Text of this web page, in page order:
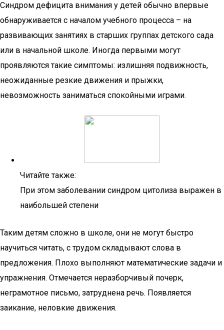
Синдром дефицита внимания у детей обычно впервые
обнаруживается с началом учебного процесса – на
развивающих занятиях в старших группах детского сада
или в начальной школе. Иногда первыми могут
проявляются такие симптомы: излишняя подвижность,
неожиданные резкие движения и прыжки,
невозможность заниматься спокойными играми.
Читайте также:
При этом заболевании синдром цитолиза выражен в
наибольшей степени
Таким детям сложно в школе, они не могут быстро
научиться читать, с трудом складывают слова в
предложения. Плохо выполняют математические задачи и
упражнения. Отмечается неразборчивый почерк,
неграмотное письмо, затруднена речь. Появляется
заикание, неловкие движения.